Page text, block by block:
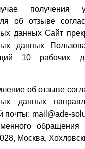
получения
об отзыве
данных Сайт
данных
10 рабочих
об отзыве
данных
почты: mail@ade-
обращения
Москва,